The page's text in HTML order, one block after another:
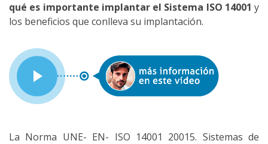
qué es importante implantar el Sistema ISO 14001 y
los beneficios que conlleva su implantación.
La Norma UNE- EN- ISO 14001 20015. Sistemas de